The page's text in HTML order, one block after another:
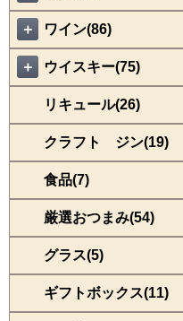
＋ ワイン(86)
＋ ウイスキー(75)
リキュール(26)
クラフト ジン(19)
食品(7)
厳選おつまみ(54)
グラス(5)
ギフトボックス(11)